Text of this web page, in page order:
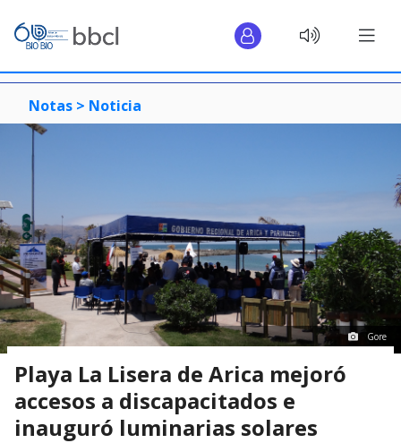
Notas > Noticia
Gore
Playa La Lisera de Arica mejoró
accesos a discapacitados e
inauguró luminarias solares